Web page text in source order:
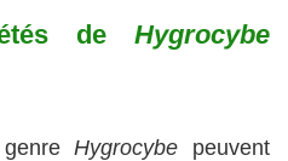
de Hygrocybe
genreHygrocybe peuvent